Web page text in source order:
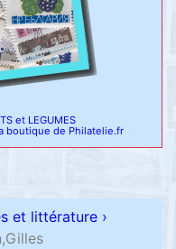
et LEGUMES
boutique de Philatelie.fr
et littérature ›